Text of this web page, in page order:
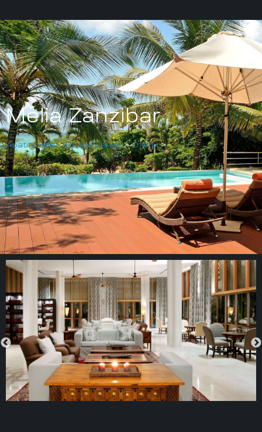
Melia Zanzibar
Apatite Hills>Размещение>Отели>